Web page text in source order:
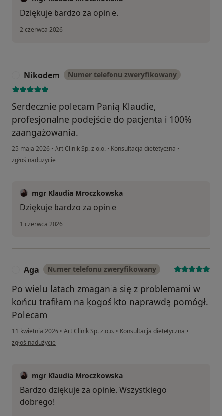
Dziękuje bardzo za opinie.
2 czerwca 2026
Nikodem Numer telefonu zweryfikowany
Serdecznie polecam Panią Klaudie,
profesjonalne podejście do pacjenta i 100%
zaangażowania.
25 maja 2026 • Art Clinik Sp. z o.o. • Konsultacja dietetyczna •
w opinii użytkownika Nikodem
zgłoś nadużycie
mgr Klaudia Mroczkowska
Dziękuje bardzo za opinie
1 czerwca 2026
Aga Numer telefonu zweryfikowany
Po wielu latach zmagania się z problemami w
końcu trafiłam na ķogoś kto naprawdę pomógł.
Polecam
11 kwietnia 2026 • Art Clinik Sp. z o.o. • Konsultacja dietetyczna •
w opinii użytkownika Aga
zgłoś nadużycie
mgr Klaudia Mroczkowska
Bardzo dziękuje za opinie. Wszystkiego
dobrego!